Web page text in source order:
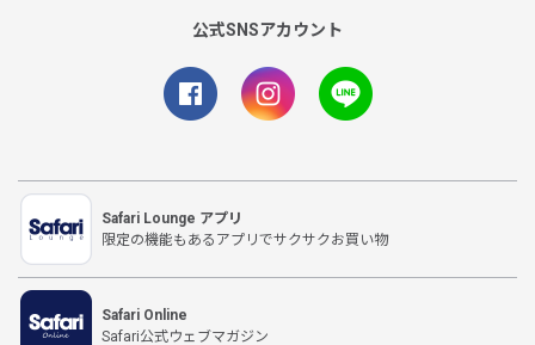
公式SNSアカウント
Safari Lounge アプリ
限定の機能もあるアプリでサクサクお買い物
Safari Online
Safari公式ウェブマガジン